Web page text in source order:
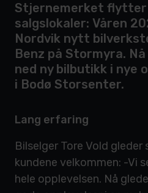
Stjernemerket flytter
salgslokaler: Våren
Nordvik nytt
Benz på Stormyra.
ned ny bilbutikk i nye
i Bodø Storsenter.
Lang erfaring
Bilselger Tore Vold gleder
kundene velkommen: -Vi
hele opplevelsen. Nå